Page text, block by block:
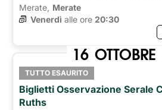
Merate, Merate
Venerdì alle ore 20:30
16 OTTOBRE
TUTTO ESAURITO
Biglietti Osservazione Serale
Ruths